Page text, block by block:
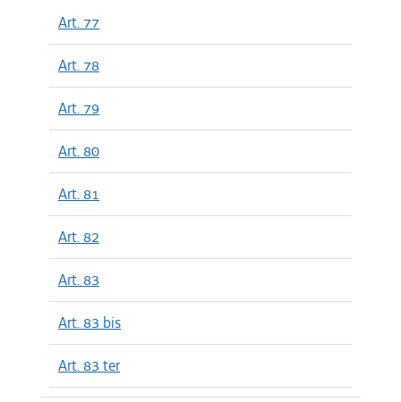
Art. 77
Art. 78
Art. 79
Art. 80
Art. 81
Art. 82
Art. 83
Art. 83 bis
Art. 83 ter